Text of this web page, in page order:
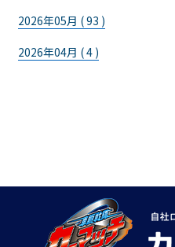
2026年05月 ( 93 )
2026年04月 ( 4 )